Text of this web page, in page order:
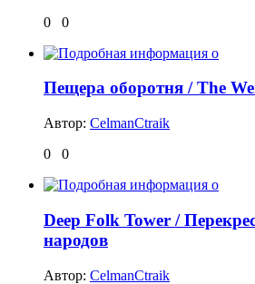
0
0
Пещера оборотня / The
Автор: CelmanCtraik
0
0
Deep Folk Tower /
народов
Автор: CelmanCtraik